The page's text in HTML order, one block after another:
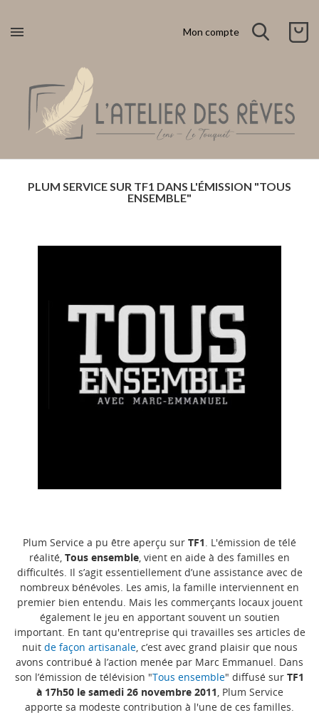
 Mon compte
PLUM SERVICE SUR TF1 DANS L'ÉMISSION "TOUS
ENSEMBLE"
Plum Service a pu être aperçu sur TF1 . L'émission de télé
réalité, Tous ensemble , vient en aide à des familles en
difficultés. Il s’agit essentiellement d’une assistance avec de
nombreux bénévoles. Les amis, la famille interviennent en
premier bien entendu. Mais les commerçants locaux jouent
également le jeu en apportant souvent un soutien
important. En tant qu'entreprise qui travailles ses articles de
nuit de façon artisanale, c’est avec grand plaisir que nous
avons contribué à l’action menée par Marc Emmanuel. Dans
son l’émission de télévision "Tous ensemble" diffusé sur TF1
à 17h50 le samedi 26 novembre 2011 , Plum Service
apporte sa modeste contribution à l'une de ces familles.